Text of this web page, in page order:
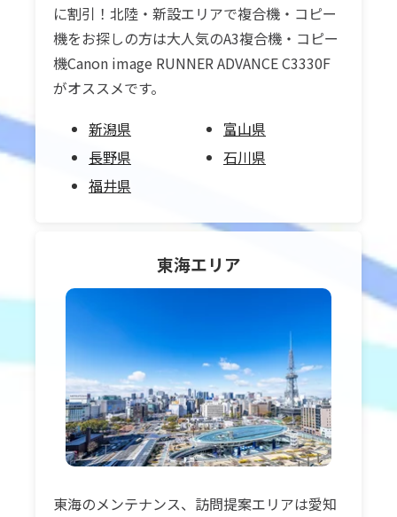
に割引！北陸・新設エリアで複合機・コピー
機をお探しの方は大人気のA3複合機・コピー
機Canon image RUNNER ADVANCE C3330F
がオススメです。
新潟県
長野県
福井県
富山県
石川県
東海エリア
東海のメンテナンス、訪問提案エリアは愛知